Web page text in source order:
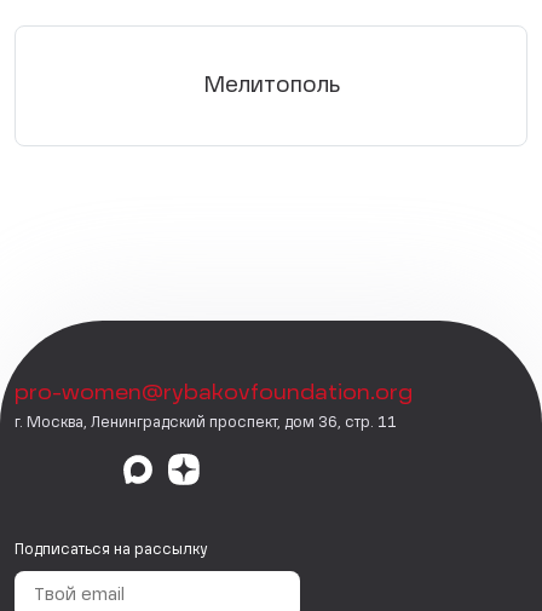
Мелитополь
pro-women@rybakovfoundation.org
г. Москва, Ленинградский проспект, дом 36, стр. 11
Подписаться на рассылку